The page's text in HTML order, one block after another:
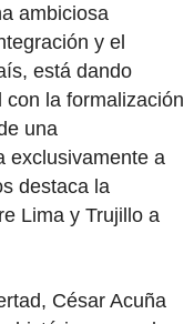
ambiciosa
y el
está dando
la formalización
una
exclusivamente a
destaca la
Lima y Trujillo a
César Acuña